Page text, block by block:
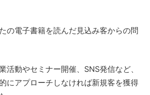
の電子書籍を読んだ見込み客からの問
活動やセミナー開催、SNS発信など、
にアプローチしなければ新規客を獲得